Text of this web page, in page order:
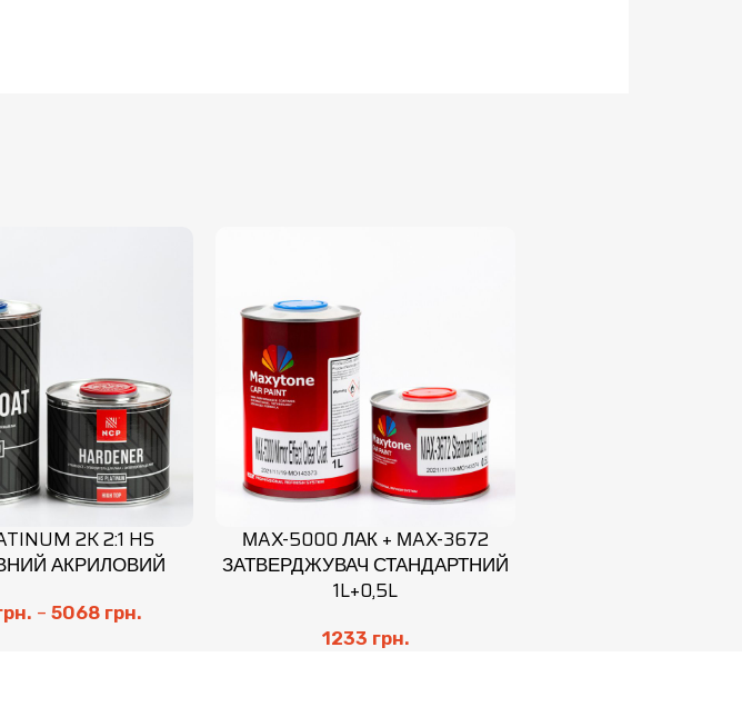
2K 2:1 HS
АКРИЛОВИЙ
– 5068 грн.
МAX-5000 ЛАК + МAX-3672
ЗАТВЕРДЖУВАЧ СТАНДАРТНИЙ
1L+0,5L
1233 грн.